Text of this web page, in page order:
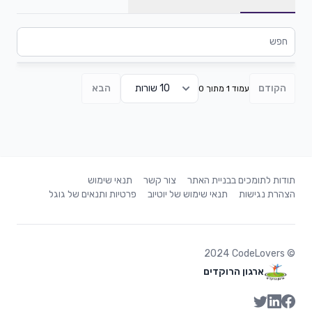
הקודם עמוד 1 מתוך 0 הבא
תודות לתומכים בבניית האתר צור קשר
תנאי שימוש
הצהרת נגישות
תנאי שימוש של יוטיוב פרטיות ותנאים של גוגל
©
2024 CodeLovers
ארגון הרוקדים